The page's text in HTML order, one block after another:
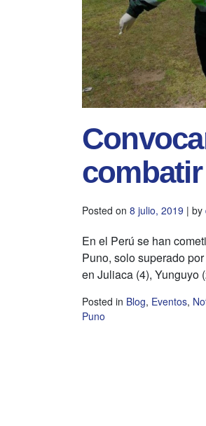
Posted on 8 julio, 2019 | by
En el Perú se han
Puno, solo superado
en Juliaca (4), Yunguyo
Posted in Blog, Eventos,
Puno